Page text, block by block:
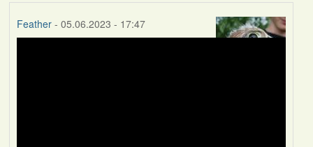
Feather- 05.06.2023 - 17:47